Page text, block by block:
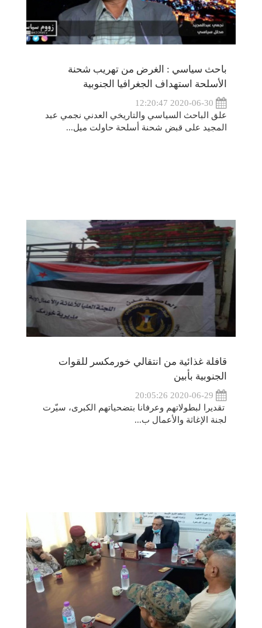
باحث سياسي : الغرض من تهريب شحنة
الأسلحة استهداف الجغرافيا الجنوبية
علق الباحث السياسي والتاريخي العدني نجمي عبد
المجيد على قبض شحنة أسلحة حاولت ميل...
قافلة غذائية من انتقالي خورمكسر للقوات
الجنوبية بأبين
تقديرا لبطولاتهم وعرفانا بتضحياتهم الكبرى، سيّرت
لجنة الإغاثة والأعمال ب...